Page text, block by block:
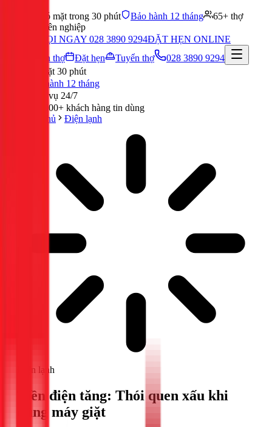
Có mặt trong 30 phút Bảo hành 12 tháng
65+ thợ
chuyên nghiệp
GỌI NGAY 028 3890 9294ĐẶT HẸN ONLINE
Tuyển thợ
Đặt hẹn Tuyển thợ
028 3890 9294
Có mặt 30 phút
Bảo hành 12 tháng
Phục vụ 24/7
300,000+ khách hàng tin dùng
Trang chủ
Điện lạnh
Điện lạnh
Tiền điện tăng: Thói quen xấu khi
dùng máy giặt